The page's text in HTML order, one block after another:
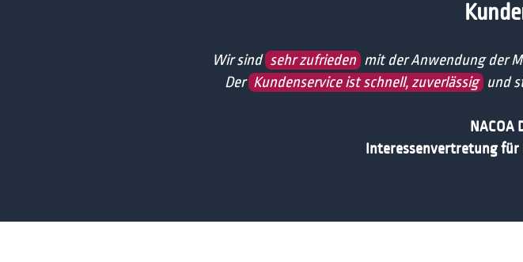
Wir sind sehr zufrieden mit der Anwendung der
Der Kundenservice ist schnell, zuverlässig und
NACOA
Interessenvertretung für